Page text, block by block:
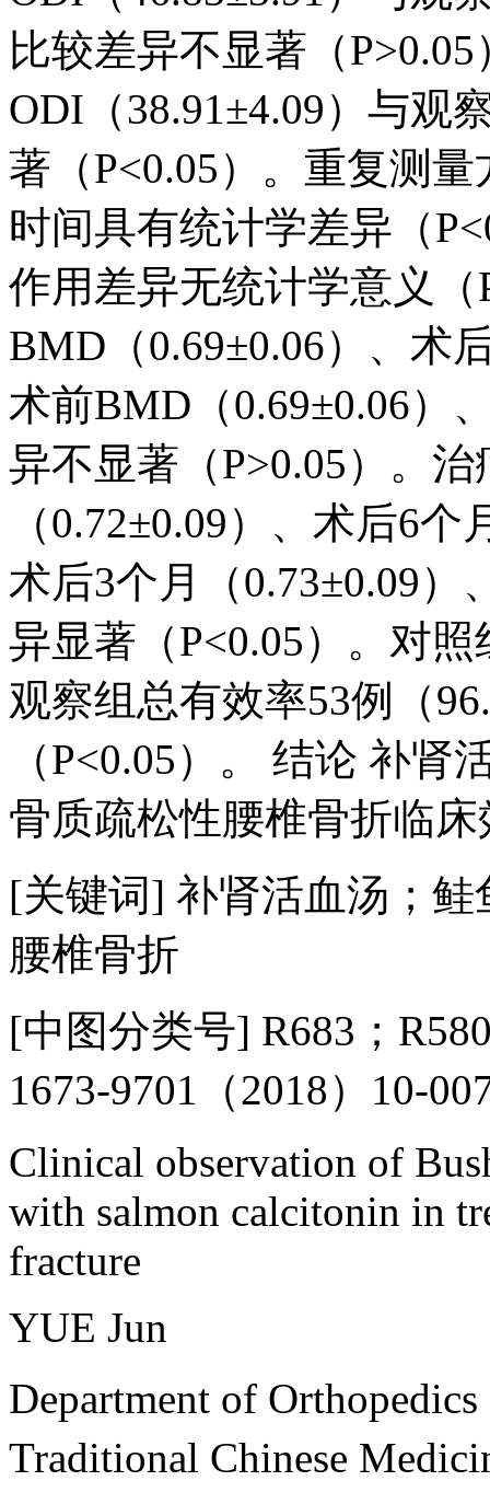
比较差异不显著（
ODI（38.91±4.09）与观
著（P<0.05）。重复测
时间具有统计学差异（
作用差异无统计学意义（
BMD（0.69±0.06）、术
术前BMD（0.69±0.06）
异不显著（P>0.05）。
（0.72±0.09）、术后6
术后3个月（0.73±0.09）
异显著（P<0.05）。对
观察组总有效率53例（
（P<0.05）。 结论 补
骨质疏松性腰椎骨折临
[关键词] 补肾活血汤；
腰椎骨折
[中图分类号] R683；
1673-9701（2018）10-
Clinical observation of
with salmon calcitonin in
fracture
YUE Jun
Department of
Traditional Chinese